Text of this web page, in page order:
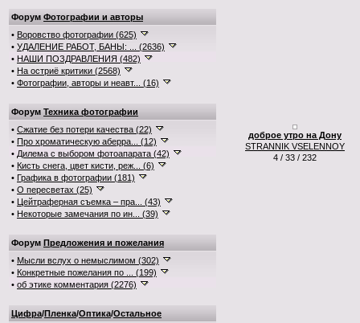
Форум Фотографии и авторы
• Воровство фотографии (625)
• УДАЛЕНИЕ РАБОТ, БАНЫ: ... (2636)
• НАШИ ПОЗДРАВЛЕНИЯ (482)
• На остриё критики (2568)
• Фотографии, авторы и неавт... (16)
Форум Техника фотографии
• Сжатие без потери качества (22)
• Про хроматическую аберра... (12)
• Дилема с выбором фотоапарата (42)
• Кисть снега, цвет кисти, реж... (6)
• Графика в фотографии (181)
• О пересветах (25)
• Цейтраферная съемка – пра... (43)
• Некоторые замечания по ин... (39)
Форум Предложения и пожелания
• Мысли вслух о немыслимом (302)
• Конкретные пожелания по ... (199)
• об этике комментария (2276)
Цифра/Пленка/Оптика/Остальное
доброе утро на Дону
STRANNIK VSELENNOY
4 / 33 / 232